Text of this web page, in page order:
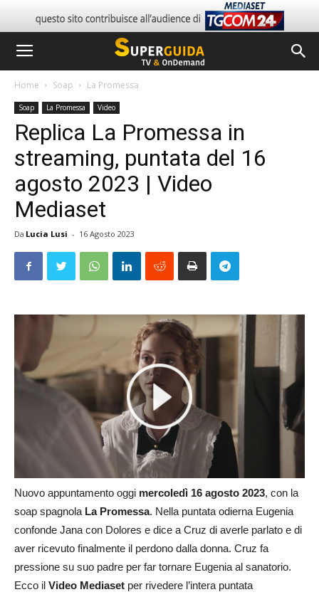
Home Soap La Promessa
Soap La Promessa Video
Replica La Promessa in
streaming, puntata del 16
agosto 2023 | Video
Mediaset
Da Lucia Lusi - 16 Agosto 2023
Nuovo appuntamento oggi mercoledì 16 agosto 2023, con la
soap spagnola La Promessa. Nella puntata odierna Eugenia
confonde Jana con Dolores e dice a Cruz di averle parlato e di
aver ricevuto finalmente il perdono dalla donna. Cruz fa
pressione su suo padre per far tornare Eugenia al sanatorio.
Ecco il Video Mediaset per rivedere l’intera puntata